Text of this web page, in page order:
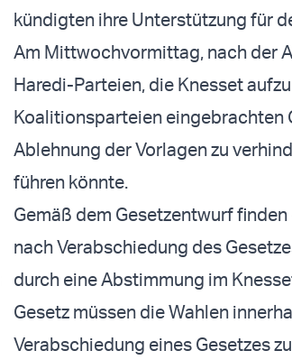
kündigten ihre Unterstützung für
Am Mittwochvormittag, nach der
Haredi-Parteien, die Knesset
Koalitionsparteien eingebrachten
Ablehnung der Vorlagen zu
führen könnte.
Gemäß dem Gesetzentwurf
nach Verabschiedung des
durch eine Abstimmung im
Gesetz müssen die Wahlen
Verabschiedung eines Gesetzes